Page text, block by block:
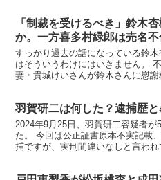
「制裁を受けるべき」鈴木
か。一方喜多村緑郎は売名
すっかり過去の話になっている鈴
はそういうわけにはいきません。
妻・貴城けいさんが鈴木さんに慰
羽賀研二は何した？逮捕歴
2024年9月25日、羽賀研二容疑者
た。 今回は公正証書原本不実記載
捕ですが、実刑間違いなしと言わ